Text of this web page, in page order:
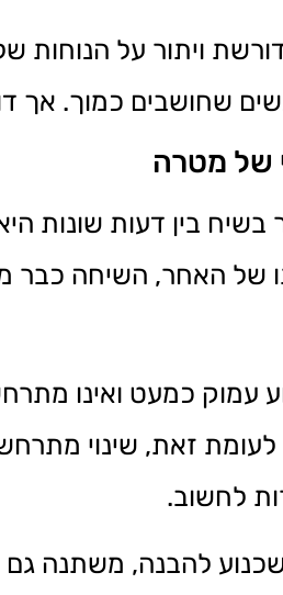
ויתור על
שחושבים כמוך. אך
של מטרה
בשיח בין דעות
האחר, השיחה כבר
עמוק כמעט ואינו
זאת, שינוי
לחשוב.
להבנה, משתנה גם